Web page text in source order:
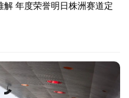
年度荣誉明日株洲赛道定